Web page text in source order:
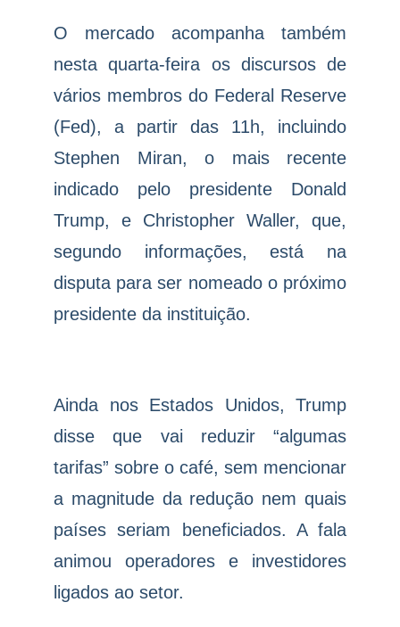
O mercado acompanha também
nesta quarta-feira os discursos de
vários membros do Federal Reserve
(Fed), a partir das 11h, incluindo
Stephen Miran, o mais recente
indicado pelo presidente Donald
Trump, e Christopher Waller, que,
segundo informações, está na
disputa para ser nomeado o próximo
presidente da instituição.
Ainda nos Estados Unidos, Trump
disse que vai reduzir “algumas
tarifas” sobre o café, sem mencionar
a magnitude da redução nem quais
países seriam beneficiados. A fala
animou operadores e investidores
ligados ao setor.